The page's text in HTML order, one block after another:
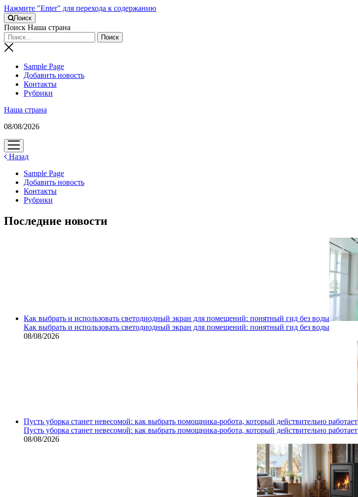
Нажмите "Enter" для перехода к содержанию
Поиск
Поиск Наша страна
Sample Page
Добавить новость
Контакты
Рубрики
Наша страна
08/08/2026
открыть
меню
Назад
Sample Page
Добавить новость
Контакты
Рубрики
Последние новости
Как выбрать и использовать светодиодный экран для помещений: понятный гид без воды
Как выбрать и использовать светодиодный экран для помещений: понятный гид без воды
08/08/2026
Пусть уборка станет невесомой: как выбрать помощника‑робота, который действительно работает
Пусть уборка станет невесомой: как выбрать помощника‑робота, который действительно работает
08/08/2026